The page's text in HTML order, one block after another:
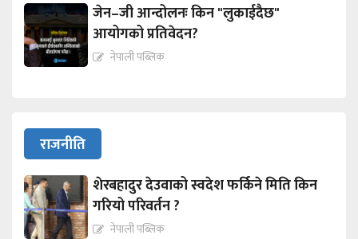
जेन–जी आन्दोलनः किन "लुकाईदैछ"
आयोगको प्रतिवेदन?
नेपाली पब्लिक
राजनीति
शेरबहादुर देउवाको स्वदेश फर्किने मिति किन
गरियो परिवर्तन ?
नेपाली पब्लिक